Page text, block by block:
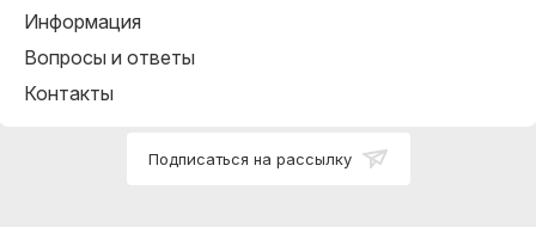
Информация
Вопросы и ответы
Контакты
Подписаться на рассылку